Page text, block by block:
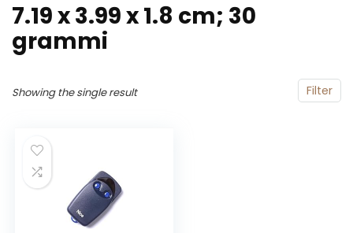
‎7.19 x 3.99 x 1.8 cm; 30
grammi
Filter
Showing the single result